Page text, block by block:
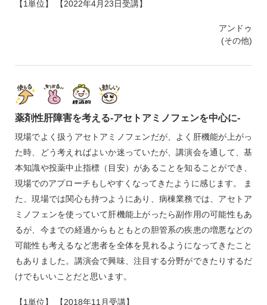
【1単位】 【2022年4月23日受講】
アンドゥ
(その他)
薬剤性肝障害を考える‐アセトアミノフェンを中心に‐
現場でよく扱うアセトアミノフェンだが、よく肝機能が上がっ
た時、どう考えればよいか迷っていたが、講演会を通して、基
本知識や投薬中止指標（目安）があることを知ることができ、
現場でのアプローチもしやすくなってきたように感じます。 ま
た、現場では関心も持つようにあり、病棟業務では、アセトア
ミノフェンを使っていて肝機能上がったら副作用の可能性もあ
るが、今までの経過からもともとの胆管系の疾患の増悪などの
可能性も考えるなど患者を全体を見れるようになってきたこと
もありました。講演会で興味、注目する分野ができたりするだ
けでもいいことだと思います。
【1単位】 【2018年11月受講】